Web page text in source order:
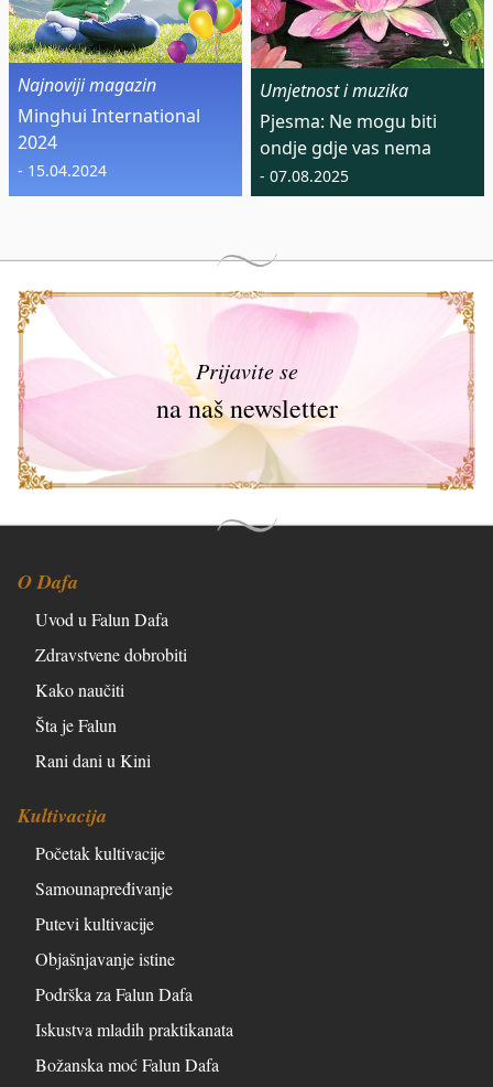
Najnoviji magazin
Minghui International
2024
- 15.04.2024
Umjetnost i muzika
Pjesma: Ne mogu biti
ondje gdje vas nema
- 07.08.2025
Prijavite se
na naš newsletter
O Dafa
Uvod u Falun Dafa
Zdravstvene dobrobiti
Kako naučiti
Šta je Falun
Rani dani u Kini
Kultivacija
Početak kultivacije
Samounapređivanje
Putevi kultivacije
Objašnjavanje istine
Podrška za Falun Dafa
Iskustva mladih praktikanata
Božanska moć Falun Dafa